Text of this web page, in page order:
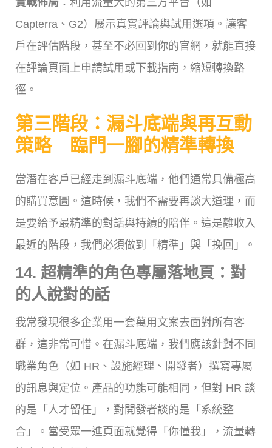
Capterra、G2）展示真實評論與試用選項。讓客
戶在評估階段，甚至不必回到你的官網，就能直接
在評論頁面上申請試用或下載指南，縮短轉換路
徑。
第三階段：漏斗底端與再互動
策略 臨門一腳的精準轉換
當潛在客戶已經走到漏斗底端，他們通常具備極高
的購買意圖。這時候，我們不需要再談大道理，而
是要給予最精準的對話與持續的陪伴。這是離收入
最近的階段，我們必須做到「精準」與「挽回」。
14. 超精準的角色專屬落地頁：對
的人說對的話
我常發現很多企業用一套萬用文案去面對所有客
群，這非常可惜。在漏斗底端，我們應該針對不同
職業角色（如 HR、設施經理、開發者）撰寫專屬
的訊息與定位。產品的功能可能相同，但對 HR 談
的是「人才留任」，對開發者談的是「系統整
合」。當受眾一進頁面就覺得「你懂我」，流量轉